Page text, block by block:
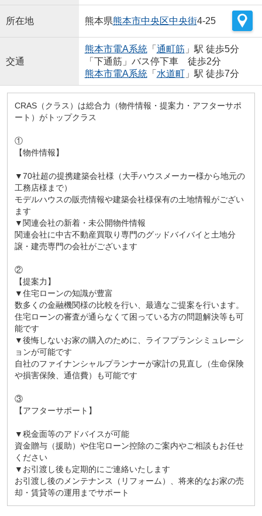
所在地 熊本県熊本市中央区中央街4-25
交通
熊本市電A系統「 通町筋」駅 徒歩5分
「下通筋」バス停下車 徒歩2分
熊本市電A系統「 水道町」駅 徒歩7分
CRAS（クラス）は総合力（物件情報・提案力・アフターサポ
ート）がトップクラス
①
【物件情報】
▼70社超の提携建築会社様（大手ハウスメーカー様から地元の
工務店様まで）
モデルハウスの販売情報や建築会社様保有の土地情報がござい
ます
▼関連会社の新着・未公開物件情報
関連会社に中古不動産買取り専門のグッドバイバイと土地分
譲・建売専門の会社がございます
②
【提案力】
▼住宅ローンの知識が豊富
数多くの金融機関様の比較を行い、最適なご提案を行います。
住宅ローンの審査が通らなくて困っている方の問題解決等も可
能です
▼後悔しないお家の購入のために、ライフプランシミュレーシ
ョンが可能です
自社のファイナンシャルプランナーが家計の見直し（生命保険
や損害保険、通信費）も可能です
③
【アフターサポート】
▼税金面等のアドバイスが可能
資金贈与（援助）や住宅ローン控除のご案内やご相談もお任せ
ください
▼お引渡し後も定期的にご連絡いたします
お引渡し後のメンテナンス（リフォーム）、将来的なお家の売
却・賃貸等の運用までサポート